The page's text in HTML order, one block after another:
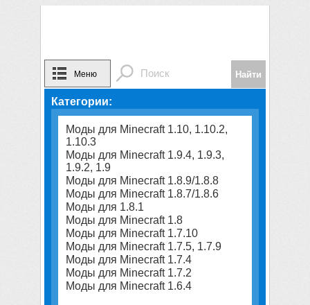
Меню
Категории:
Моды для Minecraft 1.10, 1.10.2,
1.10.3
Моды для Minecraft 1.9.4, 1.9.3,
1.9.2, 1.9
Моды для Minecraft 1.8.9/1.8.8
Моды для Minecraft 1.8.7/1.8.6
Моды для 1.8.1
Моды для Minecraft 1.8
Моды для Minecraft 1.7.10
Моды для Minecraft 1.7.5, 1.7.9
Моды для Minecraft 1.7.4
Моды для Minecraft 1.7.2
Моды для Minecraft 1.6.4